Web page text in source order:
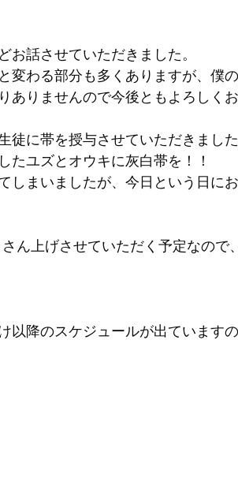
お話させていただきました。
変わる部分も多くありますが、僕
ありませんので今後ともよろしくお
徒に帯を授与させていただきました
たユズとオウキに灰白帯を！！
しまいましたが、今日という日に
ん上げさせていただく予定なので
以降のスケジュールが出ています